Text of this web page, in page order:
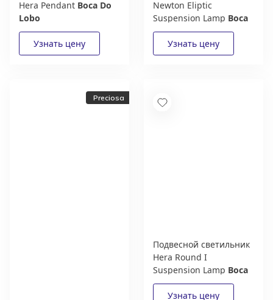
Hera Pendant Boca Do
Lobo
Newton Eliptic
Suspension Lamp Boca
Do Lobo
Preciosa
Подвесной светильник
Hera Round I
Suspension Lamp Boca
Do Lobo